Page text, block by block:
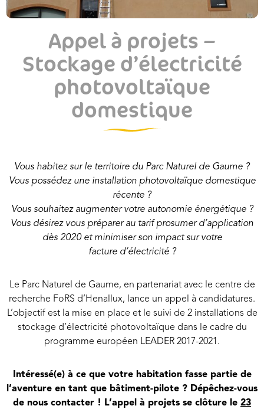
Appel à projets –
Stockage d’électricité
photovoltaïque
domestique
Vous habitez sur le territoire du Parc Naturel de Gaume ?
Vous possédez une installation photovoltaïque domestique
récente ?
Vous souhaitez augmenter votre autonomie énergétique ?
Vous désirez vous préparer au tarif prosumer d’application
dès 2020 et minimiser son impact sur votre
facture d’électricité ?
Le Parc Naturel de Gaume, en partenariat avec le centre de
recherche FoRS d’Henallux, lance un appel à candidatures.
L’objectif est la mise en place et le suivi de 2 installations de
stockage d’électricité photovoltaïque dans le cadre du
programme européen LEADER 2017-2021.
Intéressé(e) à ce que votre habitation fasse partie de
l’aventure en tant que bâtiment-pilote ? Dépêchez-vous
de nous contacter ! L’appel à projets se clôture le 23